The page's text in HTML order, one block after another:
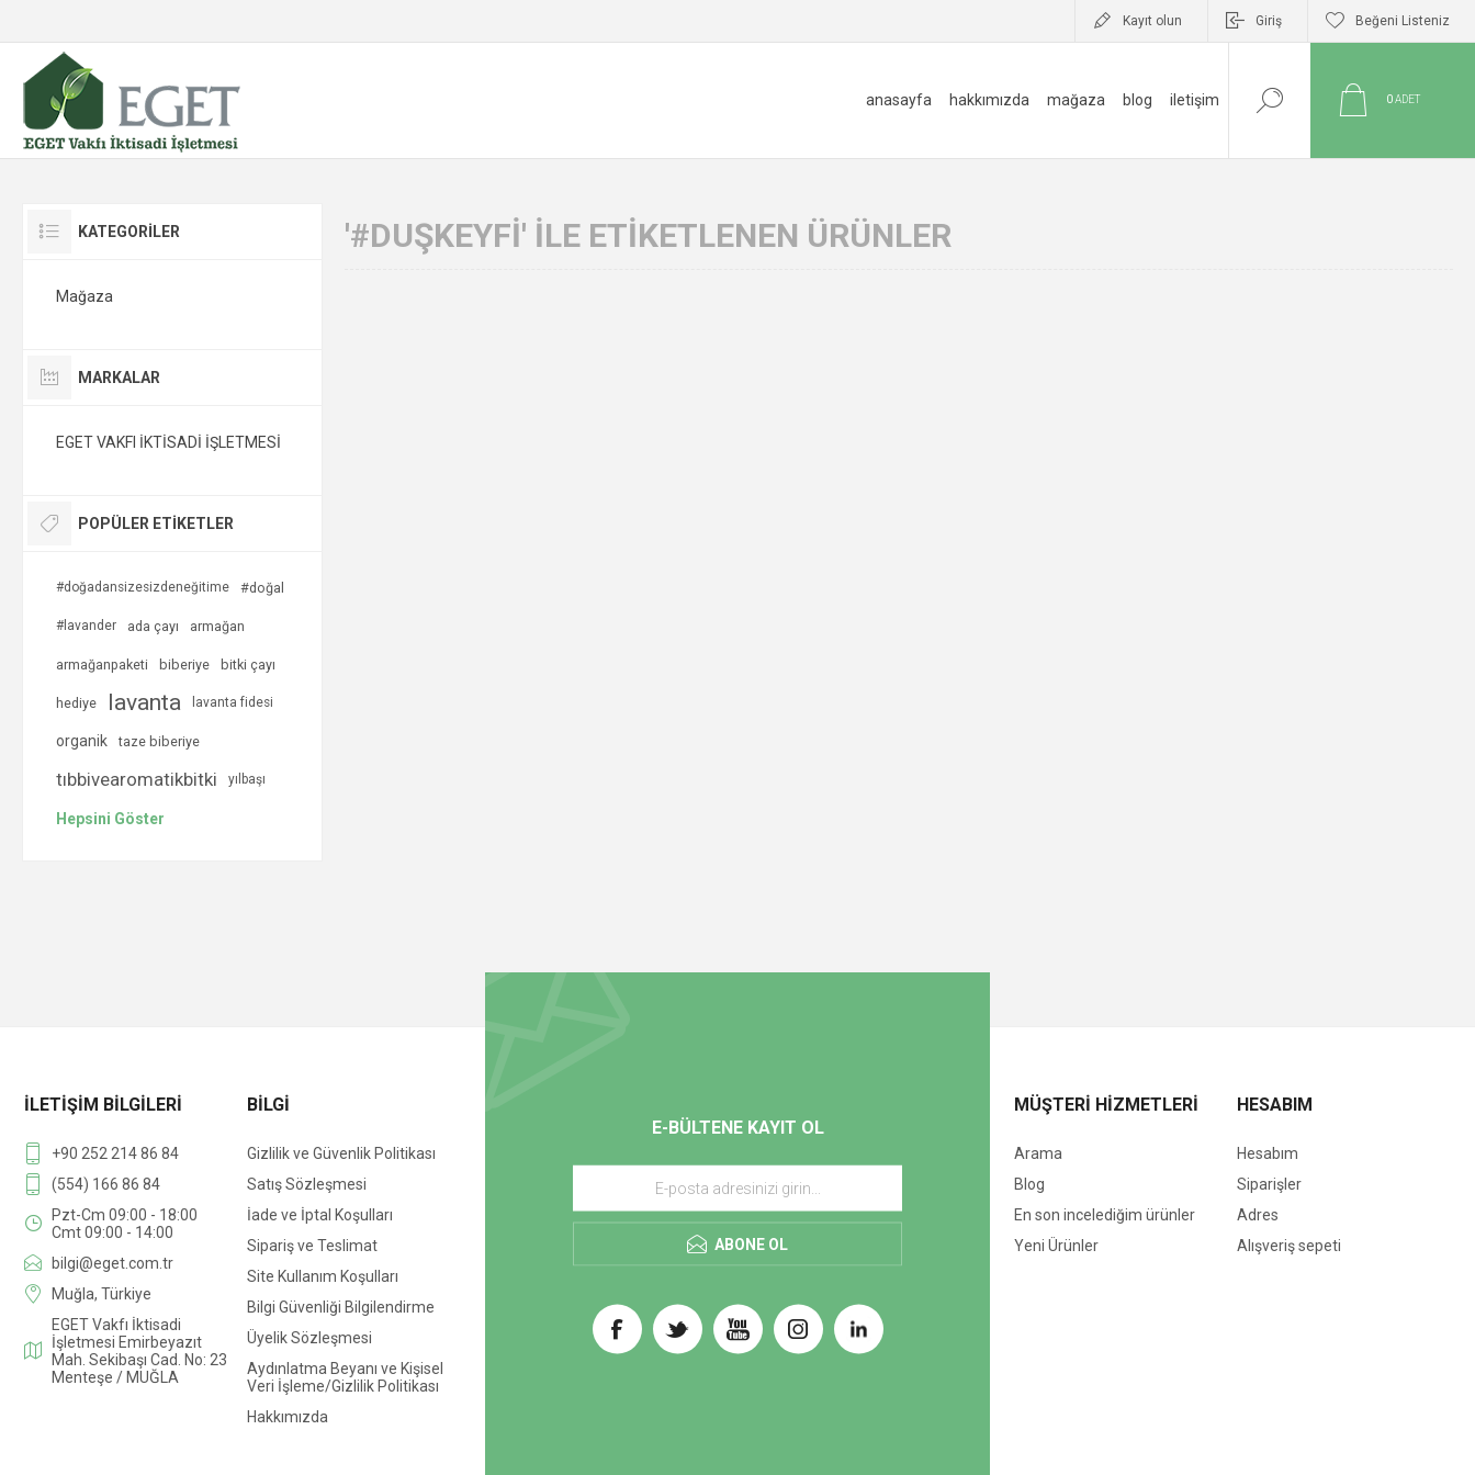
Kayıt olun Giriş Beğeni Listeniz
anasayfa hakkımızda mağaza blog i̇letişim 0ADET
'#DUŞKEYFI' ILE ETIKETLENEN ÜRÜNLER
KATEGORİLER
Mağaza
MARKALAR
EGET VAKFI İKTİSADİ İŞLETMESİ
POPÜLER ETIKETLER
#doğadansizesizdeneğitime #doğal
#lavander ada çayı armağan
armağanpaketi biberiye bitki çayı
hediye lavanta lavanta fidesi
organik taze biberiye
tıbbivearomatikbitki yılbaşı
Hepsini Göster
E-BÜLTENE KAYIT OL
ABONE OL
İLETIŞIM BILGILERI
+90 252 214 86 84
(554) 166 86 84
Pzt-Cm 09:00 - 18:00
Cmt 09:00 - 14:00
bilgi@eget.com.tr
Muğla, Türkiye
EGET Vakfı İktisadi
İşletmesi Emirbeyazıt
Mah. Sekibaşı Cad. No: 23
Menteşe / MUĞLA
BILGI
Gizlilik ve Güvenlik Politikası
Satış Sözleşmesi
İade ve İptal Koşulları
Sipariş ve Teslimat
Site Kullanım Koşulları
Bilgi Güvenliği Bilgilendirme
Üyelik Sözleşmesi
Aydınlatma Beyanı ve Kişisel
Veri İşleme/Gizlilik Politikası
Hakkımızda
MÜŞTERI HIZMETLERI
Arama
Blog
En son incelediğim ürünler
Yeni Ürünler
HESABIM
Hesabım
Siparişler
Adres
Alışveriş sepeti